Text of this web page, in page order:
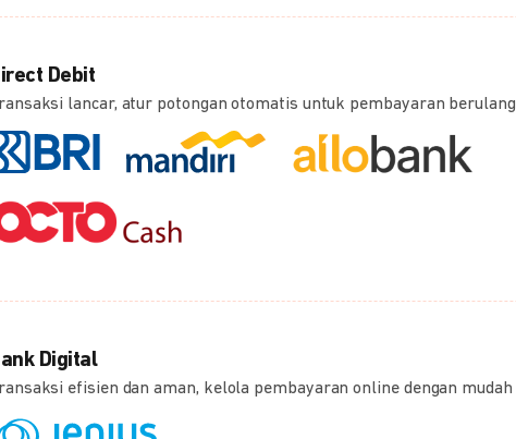
Debit
lancar, atur potongan otomatis untuk pembayaran berulang
Digital
efisien dan aman, kelola pembayaran online dengan mudah